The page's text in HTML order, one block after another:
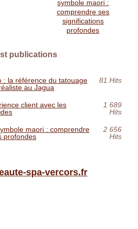
symbole maori :
comprendre ses
significations
profondes
publications
: la référence du tatouage
au Jagua
81 Hits
client avec les
1 689
Hits
maori : comprendre
profondes
2 656
Hits
spa-vercors.fr